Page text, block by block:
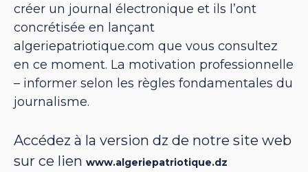
créer un journal électronique et ils l’ont
concrétisée en lançant
algeriepatriotique.com que vous consultez
en ce moment. La motivation professionnelle
– informer selon les règles fondamentales du
journalisme.
Accédez à la version dz de notre site web
sur ce lien www.algeriepatriotique.dz